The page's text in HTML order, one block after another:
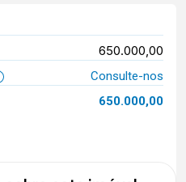
650.000,00
Consulte-nos
650.000,00